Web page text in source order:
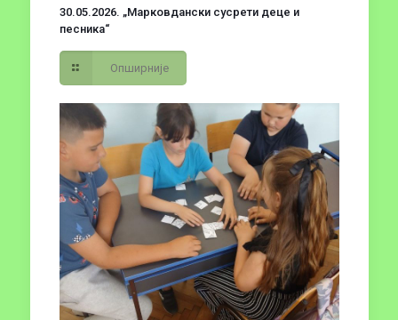
30.05.2026. „Марковдански сусрети деце и
песника“
Опширније